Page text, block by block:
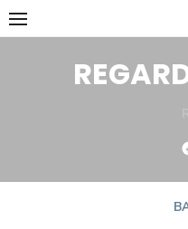
Skip
to